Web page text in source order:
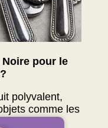
pour le
polyvalent,
comme les